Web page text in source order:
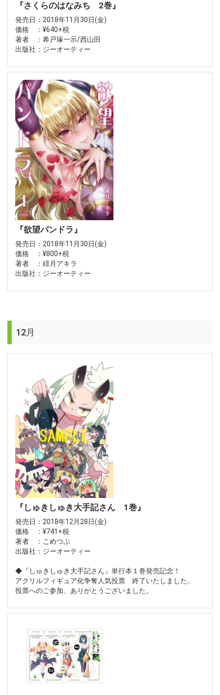
『さくらのはなみち 2巻』
発売日：2018年11月30日(金)
価格 ：¥640+税
著者 ：希戸塚一示/西山田
出版社：ジーオーティー
『欲望パンドラ』
発売日：2018年11月30日(金)
価格 ：¥800+税
著者 ：緋月アキラ
出版社：ジーオーティー
12月
『しゅきしゅき大手記さん 1巻』
発売日：2018年12月28日(金)
価格 ：¥741+税
著者 ：こめつぶ
出版社：ジーオーティー
◆『しゅきしゅき大手記さん』単行本１巻発売記念！
アクリルフィギュア化争奪人気投票 終了いたしました。
投票へのご参加、ありがとうございました。